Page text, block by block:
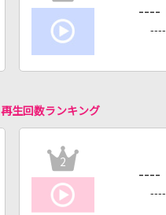
----
----
再生回数ランキング
2
----
----